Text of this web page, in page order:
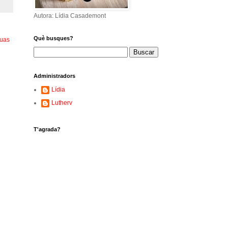
Autora: Lídia Casademont
Què busques?
Administradors
Lídia
Lutherv
T'agrada?